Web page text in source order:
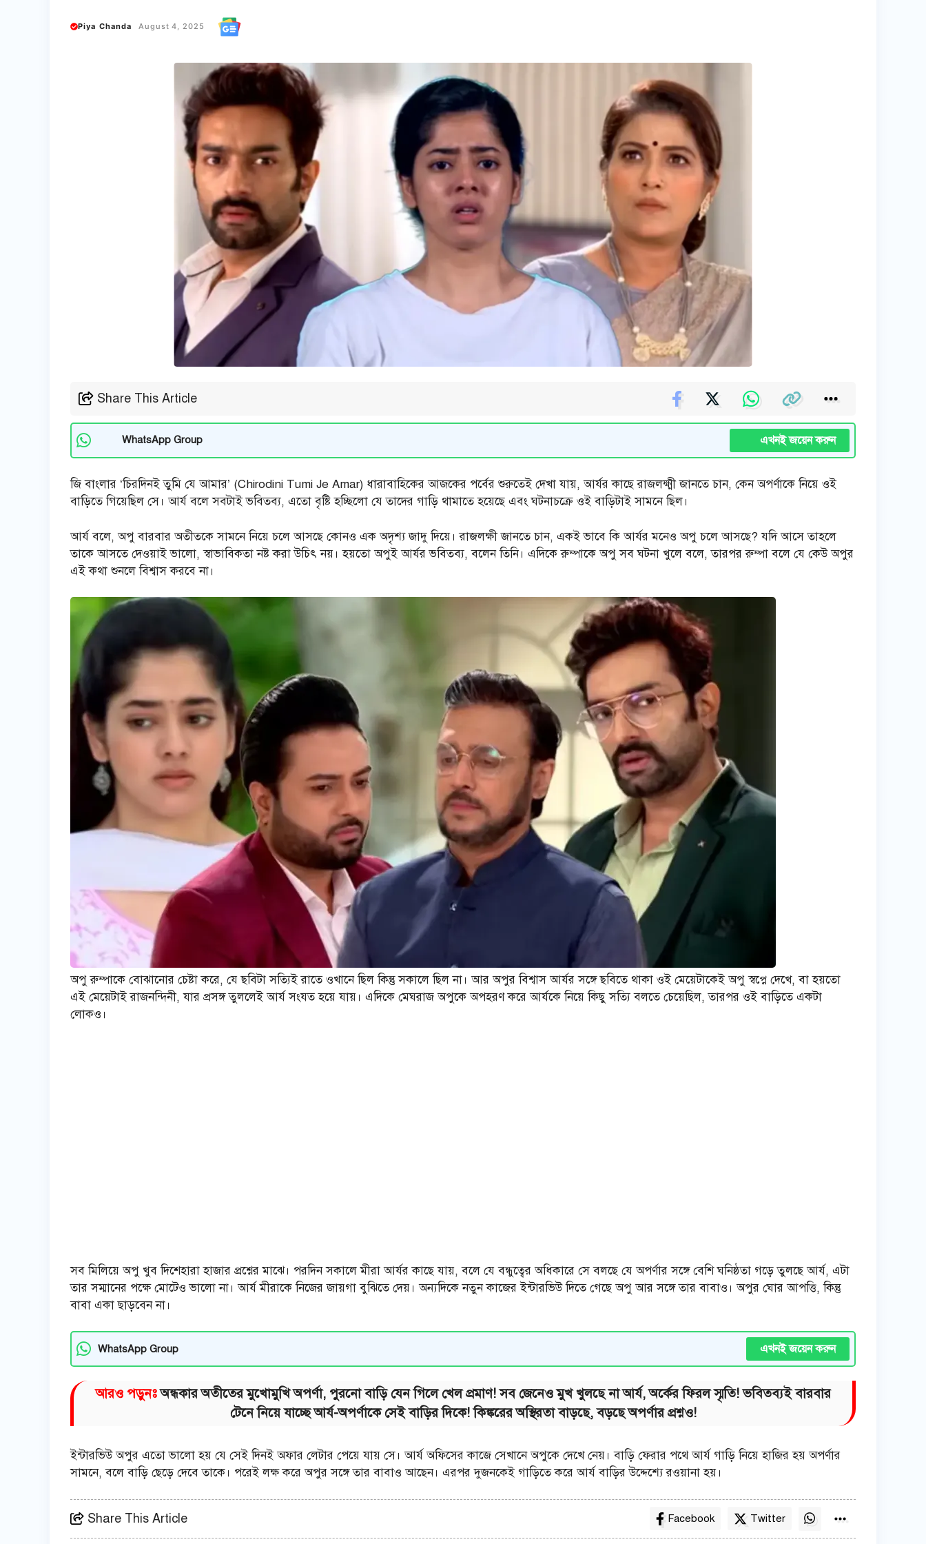
Piya Chanda August 4, 2025
Share This Article
WhatsApp Group এখনই জয়েন করুন
জি বাংলার ‘চিরদিনই তুমি যে আমার’ (Chirodini Tumi Je Amar) ধারাবাহিকের আজকের পর্বের শুরুতেই দেখা যায়, আর্যর কাছে রাজলক্ষ্মী জানতে চান, কেন অপর্ণাকে নিয়ে ওই
বাড়িতে গিয়েছিল সে। আর্য বলে সবটাই ভবিতব্য, এতো বৃষ্টি হচ্ছিলো যে তাদের গাড়ি থামাতে হয়েছে এবং ঘটনাচক্রে ওই বাড়িটাই সামনে ছিল।
আর্য বলে, অপু বারবার অতীতকে সামনে নিয়ে চলে আসছে কোনও এক অদৃশ্য জাদু দিয়ে। রাজলক্ষী জানতে চান, একই ভাবে কি আর্যর মনেও অপু চলে আসছে? যদি আসে তাহলে
তাকে আসতে দেওয়াই ভালো, স্বাভাবিকতা নষ্ট করা উচিৎ নয়। হয়তো অপুই আর্যর ভবিতব্য, বলেন তিনি। এদিকে রুম্পাকে অপু সব ঘটনা খুলে বলে, তারপর রুম্পা বলে যে কেউ অপুর
এই কথা শুনলে বিশ্বাস করবে না।
অপু রুম্পাকে বোঝানোর চেষ্টা করে, যে ছবিটা সত্যিই রাতে ওখানে ছিল কিন্তু সকালে ছিল না। আর অপুর বিশ্বাস আর্যর সঙ্গে ছবিতে থাকা ওই মেয়েটাকেই অপু স্বপ্নে দেখে, বা হয়তো
এই মেয়েটাই রাজনন্দিনী, যার প্রসঙ্গ তুললেই আর্য সংযত হয়ে যায়। এদিকে মেঘরাজ অপুকে অপহরণ করে আর্যকে নিয়ে কিছু সত্যি বলতে চেয়েছিল, তারপর ওই বাড়িতে একটা
লোকও।
সব মিলিয়ে অপু খুব দিশেহারা হাজার প্রশ্নের মাঝে। পরদিন সকালে মীরা আর্যর কাছে যায়, বলে যে বন্ধুত্বের অধিকারে সে বলছে যে অপর্ণার সঙ্গে বেশি ঘনিষ্ঠতা গড়ে তুলছে আর্য, এটা
তার সম্মানের পক্ষে মোটেও ভালো না। আর্য মীরাকে নিজের জায়গা বুঝিতে দেয়। অন্যদিকে নতুন কাজের ইন্টারভিউ দিতে গেছে অপু আর সঙ্গে তার বাবাও। অপুর ঘোর আপত্তি, কিন্তু
বাবা একা ছাড়বেন না।
WhatsApp Group এখনই জয়েন করুন
আরও পড়ুনঃঅন্ধকার অতীতের মুখোমুখি অপর্ণা, পুরনো বাড়ি যেন গিলে খেল প্রমাণ! সব জেনেও মুখ খুলছে না আর্য, অর্কের ফিরল স্মৃতি! ভবিতব্যই বারবার
টেনে নিয়ে যাচ্ছে আর্য-অপর্ণাকে সেই বাড়ির দিকে! কিঙ্করের অস্থিরতা বাড়ছে, বড়ছে অপর্ণার প্রশ্নও!
ইন্টারভিউ অপুর এতো ভালো হয় যে সেই দিনই অফার লেটার পেয়ে যায় সে। আর্য অফিসের কাজে সেখানে অপুকে দেখে নেয়। বাড়ি ফেরার পথে আর্য গাড়ি নিয়ে হাজির হয় অপর্ণার
সামনে, বলে বাড়ি ছেড়ে দেবে তাকে। পরেই লক্ষ করে অপুর সঙ্গে তার বাবাও আছেন। এরপর দুজনকেই গাড়িতে করে আর্য বাড়ির উদ্দেশ্যে রওয়ানা হয়।
Share This Article Facebook Twitter